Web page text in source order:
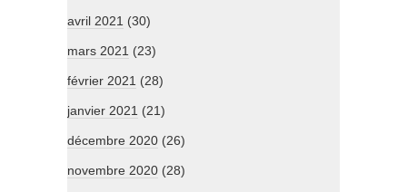
avril 2021 (30)
mars 2021 (23)
février 2021 (28)
janvier 2021 (21)
décembre 2020 (26)
novembre 2020 (28)